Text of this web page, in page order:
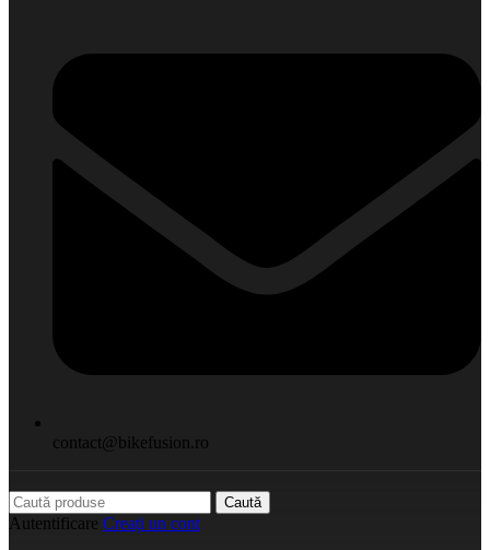
contact@bikefusion.ro
Caută
Autentificare Creați un cont